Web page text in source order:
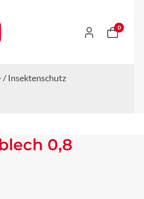
0
/ Insektenschutz
0,8